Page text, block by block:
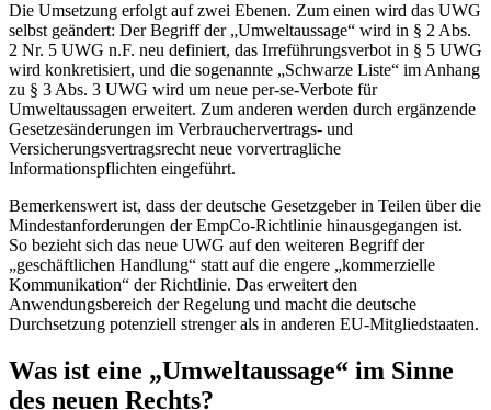
Die Umsetzung erfolgt auf zwei Ebenen. Zum einen wird das UWG
selbst geändert: Der Begriff der „Umweltaussage“ wird in § 2 Abs.
2 Nr. 5 UWG n.F. neu definiert, das Irreführungsverbot in § 5 UWG
wird konkretisiert, und die sogenannte „Schwarze Liste“ im Anhang
zu § 3 Abs. 3 UWG wird um neue per-se-Verbote für
Umweltaussagen erweitert. Zum anderen werden durch ergänzende
Gesetzesänderungen im Verbrauchervertrags- und
Versicherungsvertragsrecht neue vorvertragliche
Informationspflichten eingeführt.
Bemerkenswert ist, dass der deutsche Gesetzgeber in Teilen über die
Mindestanforderungen der EmpCo-Richtlinie hinausgegangen ist.
So bezieht sich das neue UWG auf den weiteren Begriff der
„geschäftlichen Handlung“ statt auf die engere „kommerzielle
Kommunikation“ der Richtlinie. Das erweitert den
Anwendungsbereich der Regelung und macht die deutsche
Durchsetzung potenziell strenger als in anderen EU-Mitgliedstaaten.
Was ist eine „Umweltaussage“ im Sinne
des neuen Rechts?